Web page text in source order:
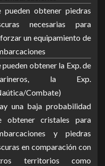
pueden obtener piedras
necesarias para
un equipamiento de
pueden obtener la Exp. de
la Exp.
Combate)
una baja probabilidad
obtener cristales para
y piedras
en comparación con
territorios como